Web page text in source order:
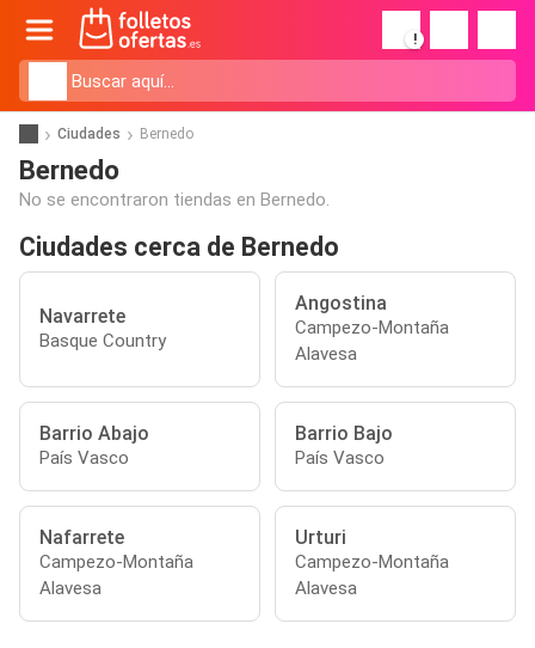
!
Ciudades Bernedo
Bernedo
No se encontraron tiendas en Bernedo.
Ciudades cerca de Bernedo
Navarrete
Basque Country
Angostina
Campezo-Montaña
Alavesa
Barrio Abajo
País Vasco
Barrio Bajo
País Vasco
Nafarrete
Campezo-Montaña
Alavesa
Urturi
Campezo-Montaña
Alavesa